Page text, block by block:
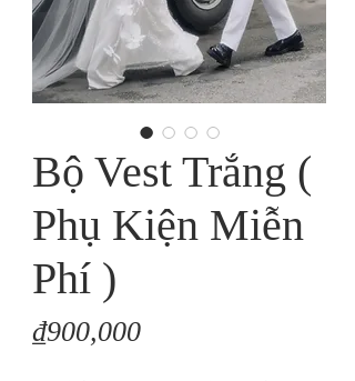
Bộ Vest Trắng (
Phụ Kiện Miễn
Phí )
₫900,000Price